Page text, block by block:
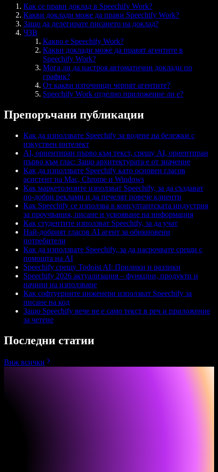
Как се прави доклад в Speechify Work?
Какви доклади може да прави Speechify Work?
Защо да делегирате писането на доклад?
ЧЗВ
Какво е Speechify Work?
Какви доклади може да правят агентите в
Speechify Work?
Мога ли да настроя автоматични доклади по
график?
От какви източници черпят агентите?
Speechify Work отделно приложение ли е?
Препоръчани публикации
Как да използвате Speechify за водене на бележки с
изкуствен интелект
AI, ориентиран първо към текст, срещу AI, ориентиран
първо към глас: Защо архитектурата е от значение
Как да използвате Speechify като основен гласов
асистент на Mac, Chrome и Windows
Как маркетолозите използват Speechify, за да създават
по-добри реклами и да печелят повече клиенти
Как Speechify се използва в консултантската индустрия
за проучвания, писане и усвояване на информация
Как студентите използват Speechify, за да учат
Най-добрият гласов AI агент за обикновени
потребители
Как да използвате Speechify, за да насрочвате срещи с
помощта на AI
Speechify срещу Todoist AI: Прилики и разлики
Speechify 2026 актуализация – функции, продукти и
начини на използване
Как софтуерните инженери използват Speechify за
писане на код
Защо Speechify вече не е само текст в реч и приложение
за четене
Последни статии
Виж всички